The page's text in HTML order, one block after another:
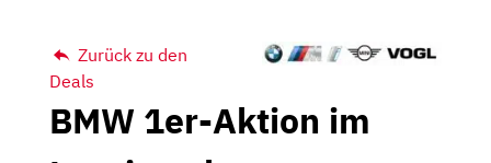
Zurück zu den
Deals
BMW 1er-Aktion im